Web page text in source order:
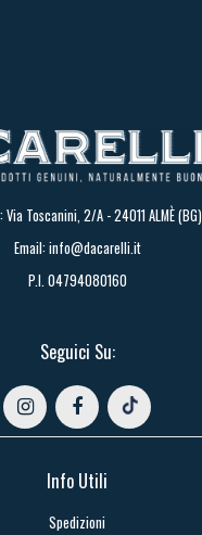
Toscanini, 2/A - 24011 ALMÈ (BG)
Email: info@dacarelli.it
P.I. 04794080160
Seguici Su:
Info Utili
Spedizioni